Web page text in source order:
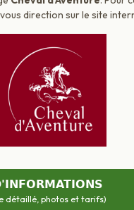
direction sur le site
détaillé, photos et tarifs)